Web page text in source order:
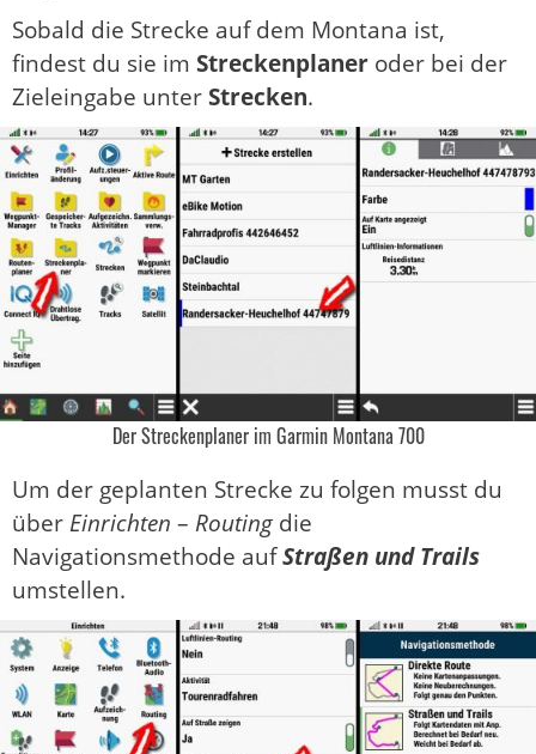
Sobald die Strecke auf dem Montana ist,
findest du sie im Streckenplaner oder bei der
Zieleingabe unterStrecken.
Der Streckenplaner im Garmin Montana 700
Um der geplanten Strecke zu folgen musst du
über Einrichten – Routing die
Navigationsmethode aufStraßen und Trails
umstellen.